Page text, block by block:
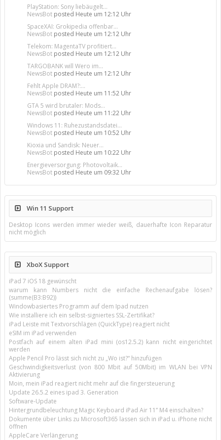
PlayStation: Sony liebäugelt...
NewsBot posted Heute um 12:12 Uhr
SpaceXAI: Grokipedia offenbar...
NewsBot posted Heute um 12:12 Uhr
Telekom: MagentaTV profitiert...
NewsBot posted Heute um 12:12 Uhr
TARGOBANK will Wero im...
NewsBot posted Heute um 12:12 Uhr
Fehlt Apple DRAM?:...
NewsBot posted Heute um 11:52 Uhr
GTA 5 wird brutaler: Mods...
NewsBot posted Heute um 11:22 Uhr
Windows 11: Ruhezustandsdatei...
NewsBot posted Heute um 10:52 Uhr
Kioxia und Sandisk: Neuer...
NewsBot posted Heute um 10:22 Uhr
Energieversorgung: Photovoltaik...
NewsBot posted Heute um 09:32 Uhr
Win 11 Support
Desktop Icons werden immer wieder weiß, dauerhafte Icon Reparatur
nicht möglich
XboX Support
iPad 7 iOS 18 gewünscht
warum kann Numbers nicht die einfache Rechenaufgabe lösen?
(summe(B3:B92))
Windowbasiertes Programm auf dem Ipad nutzen
Wie installiere ich ein selbst-signiertes SSL-Zertifikat?
iPad Leiste mit Textvorschlägen (QuickType) reagiert nicht
eSIM im iPad verwenden
Postfach auf einem alten iPad mini (os12.5.2) kann nicht eingerichtet
werden
Apple Pencil Pro lässt sich nicht zu „Wo ist?“ hinzufügen
Geschwindigkeitsverlust (von 800 Mbit auf 50Mbit) im WLAN bei VPN
Aktivierung
Moin, mein iPad reagiert nicht mehr auf die fingersteuerung
Update 26.5.2 eines ipad 3. Generation
Software-Update
Hintergrundbeleuchtung Magic Keyboard iPad Air 11’’ M4 einschalten?
Dokumente über Links zu Microsoft365 lassen sich in iPad u. iPhone nicht
öffnen
AppleCare Verlängerung